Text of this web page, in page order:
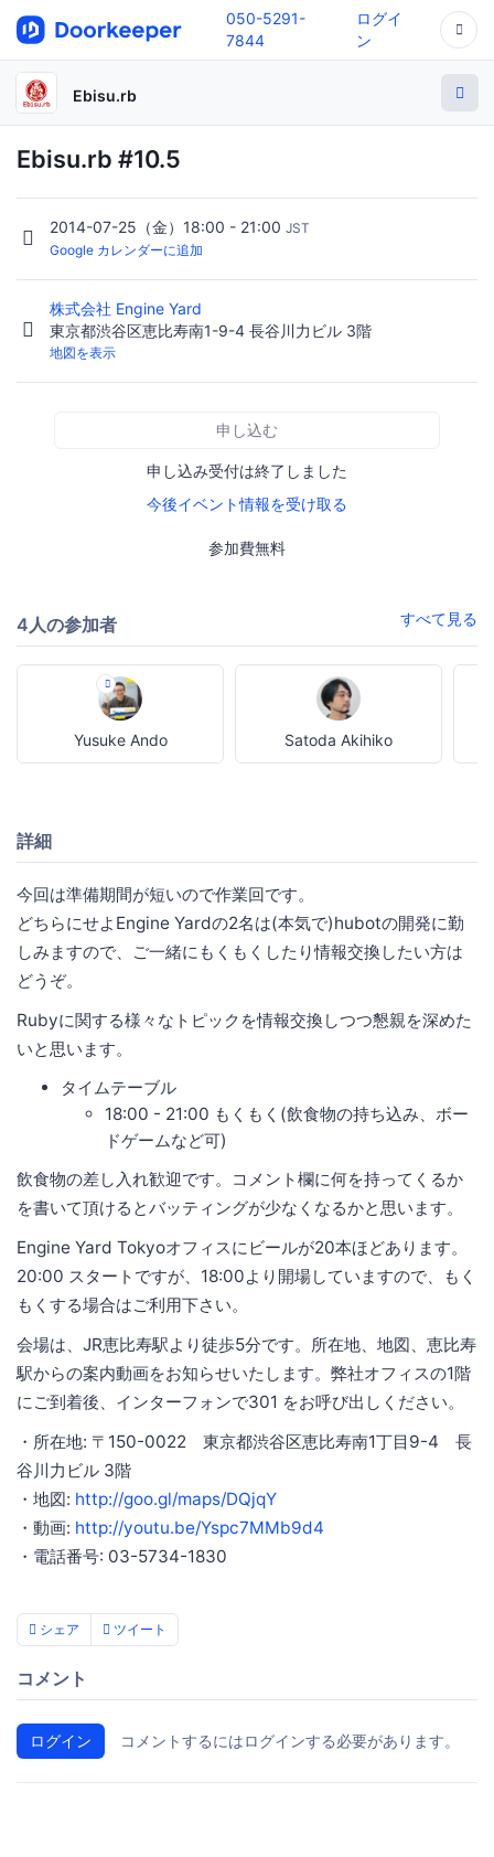
050-5291-
7844
ログイ
ン
Ebisu.rb
Ebisu.rb #10.5
2014-07-25（金）18:00 - 21:00 JST
Google カレンダーに追加
株式会社 Engine Yard
東京都渋谷区恵比寿南1-9-4 長谷川力ビル 3階
地図を表示
申し込む
申し込み受付は終了しました
今後イベント情報を受け取る
参加費無料
4人の参加者 すべて見る
Yusuke Ando Satoda Akihiko
詳細
今回は準備期間が短いので作業回です。
どちらにせよEngine Yardの2名は(本気で)hubotの開発に勤
しみますので、ご一緒にもくもくしたり情報交換したい方は
どうぞ。
Rubyに関する様々なトピックを情報交換しつつ懇親を深めた
いと思います。
タイムテーブル
18:00 - 21:00 もくもく(飲食物の持ち込み、ボー
ドゲームなど可)
飲食物の差し入れ歓迎です。コメント欄に何を持ってくるか
を書いて頂けるとバッティングが少なくなるかと思います。
Engine Yard Tokyoオフィスにビールが20本ほどあります。
20:00 スタートですが、18:00より開場していますので、もく
もくする場合はご利用下さい。
会場は、JR恵比寿駅より徒歩5分です。所在地、地図、恵比寿
駅からの案内動画をお知らせいたします。弊社オフィスの1階
にご到着後、インターフォンで301 をお呼び出しください。
・所在地: 〒150-0022 東京都渋谷区恵比寿南1丁目9-4 長
谷川力ビル 3階
・地図: http://goo.gl/maps/DQjqY
・動画: http://youtu.be/Yspc7MMb9d4
・電話番号: 03-5734-1830
シェア ツイート
コメント
ログイン コメントするにはログインする必要があります。